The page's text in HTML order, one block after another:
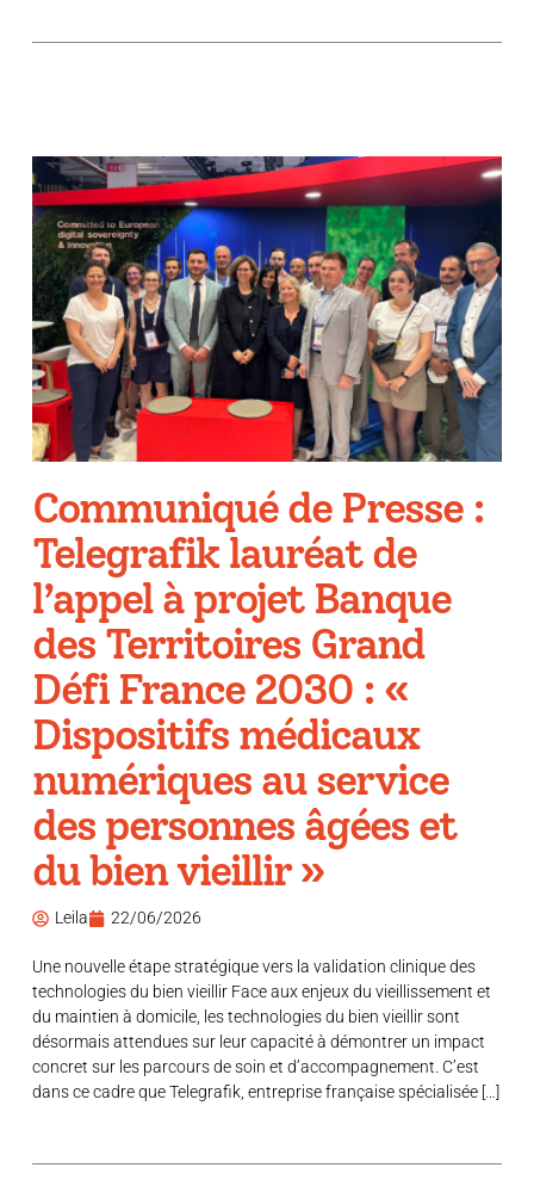
Communiqué de Presse :
Telegrafik lauréat de
l’appel à projet Banque
des Territoires Grand
Défi France 2030 : «
Dispositifs médicaux
numériques au service
des personnes âgées et
du bien vieillir »
Leila 22/06/2026
Une nouvelle étape stratégique vers la validation clinique des
technologies du bien vieillir Face aux enjeux du vieillissement et
du maintien à domicile, les technologies du bien vieillir sont
désormais attendues sur leur capacité à démontrer un impact
concret sur les parcours de soin et d’accompagnement. C’est
dans ce cadre que Telegrafik, entreprise française spécialisée […]